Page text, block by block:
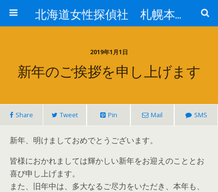
北海道女性探偵社 札幌本社ブログ
2019年1月1日
新年のご挨拶を申し上げます
Share Tweet Pin Mail SMS
新年、明けましておめでとうございます。
皆様におかれましては輝かしい新年をお迎えのこととお
喜び申し上げます。
また、旧年中は、多大なるご尽力をいただき、本年も、